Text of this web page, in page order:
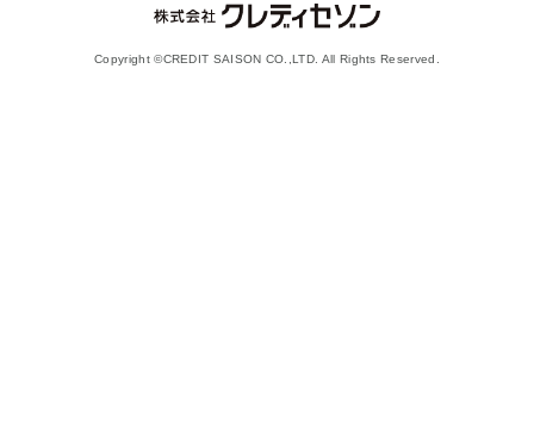
Copyright ©CREDIT SAISON CO.,LTD. All Rights Reserved.